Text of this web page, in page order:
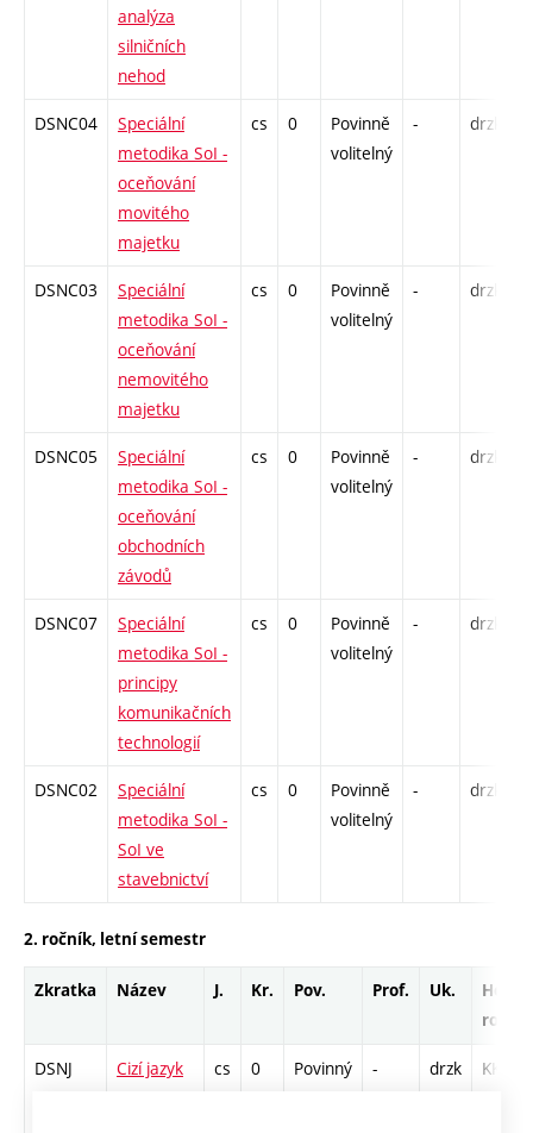
analýza
silničních
nehod
DSNC04
Speciální
metodika SoI -
oceňování
movitého
majetku
cs 0
Povinně
volitelný
- drzk
DSNC03
Speciální
metodika SoI -
oceňování
nemovitého
majetku
cs 0
Povinně
volitelný
- drzk
DSNC05
Speciální
metodika SoI -
oceňování
obchodních
závodů
cs 0
Povinně
volitelný
- drzk
DSNC07
Speciální
metodika SoI -
principy
komunikačních
technologií
cs 0
Povinně
volitelný
- drzk
DSNC02
Speciální
metodika SoI -
SoI ve
stavebnictví
cs 0
Povinně
volitelný
- drzk
2. ročník, letní semestr
Zkratka Název J. Kr. Pov. Prof. Uk.
Hod.
DSNJ
Cizí jazyk
cs 0 Povinný - drzk
KK - 6